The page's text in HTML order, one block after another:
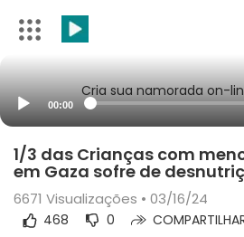
Cria sua namorada on-
00:00
1/3 das Crianças com
em Gaza sofre de
6671 Visualizações • 03/16/24
468 0